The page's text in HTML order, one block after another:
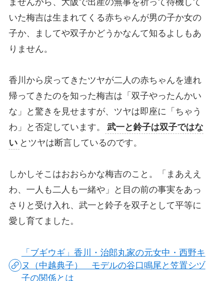
ませんから、大阪で出産の無事を祈って待機して
いた梅吉は生まれてくる赤ちゃんが男の子か女の
子か、ましてや双子かどうかなんて知るよしもあ
りません。
香川から戻ってきたツヤが二人の赤ちゃんを連れ
帰ってきたのを知った梅吉は「双子やったんかい
な」と驚きを見せますが、ツヤは即座に「ちゃう
わ」と否定しています。
武一と鈴子は双子ではな
い とツヤは断言しているのです。
しかしそこはおおらかな梅吉のこと。「まあええ
わ、一人も二人も一緒や」と目の前の事実をあっ
さりと受け入れ、武一と鈴子を双子として平等に
愛し育てました。
「ブギウギ」香川・治郎丸家の元女中・西野キ
ヌ（中越典子） モデルの谷口鳴尾と笠置シヅ
子の関係とは